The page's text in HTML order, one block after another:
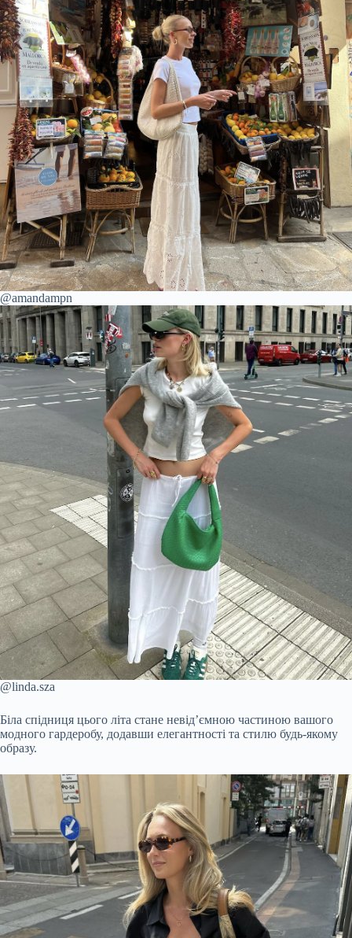
@amandampn
@linda.sza
Біла спідниця цього літа стане невід’ємною частиною вашого
модного гардеробу, додавши елегантності та стилю будь-якому
образу.